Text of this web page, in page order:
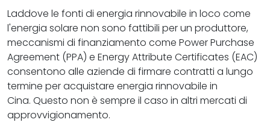
Laddove le fonti di energia rinnovabile in loco come
l'energia solare non sono fattibili per un produttore,
meccanismi di finanziamento come Power Purchase
Agreement (PPA) e Energy Attribute Certificates (EAC)
consentono alle aziende di firmare contratti a lungo
termine per acquistare energia rinnovabile in
Cina. Questo non è sempre il caso in altri mercati di
approvvigionamento.